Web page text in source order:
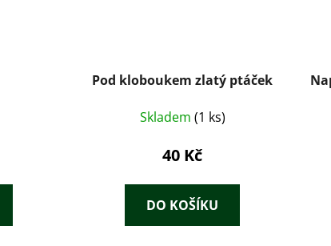
Pod kloboukem zlatý ptáček
Skladem (1 ks)
40 Kč
DO KOŠÍKU